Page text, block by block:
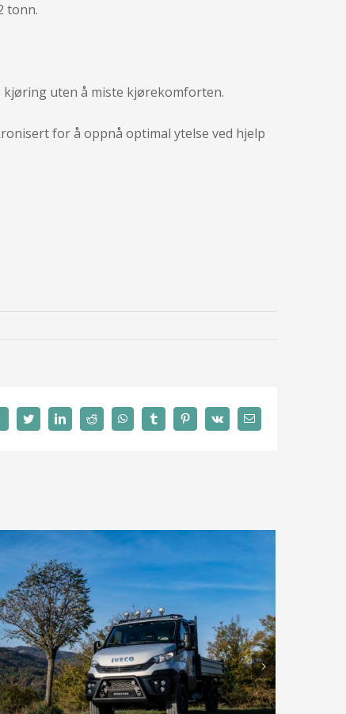
tonn.
kjøring uten å miste kjørekomforten.
for å oppnå optimal ytelse ved hjelp
facebooktwitter linkedinreddit whatsapptumblr pinterestvk
E-
post